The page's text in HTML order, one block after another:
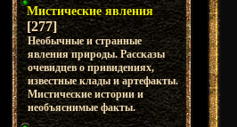
Мистические явления
[277]
Необычные и странные
явления природы. Рассказы
очевидцев о привидениях,
известные клады и артефакты.
Мистические истории и
необъяснимые факты.